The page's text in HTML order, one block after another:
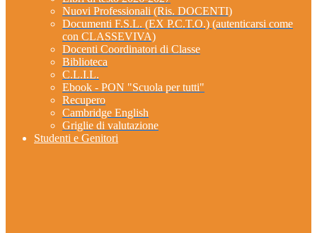
Nuovi Professionali (Ris. DOCENTI)
Documenti F.S.L. (EX P.C.T.O.) (autenticarsi come
con CLASSEVIVA)
Docenti Coordinatori di Classe
Biblioteca
C.L.I.L.
Ebook - PON "Scuola per tutti"
Recupero
Cambridge English
Griglie di valutazione
Studenti e Genitori